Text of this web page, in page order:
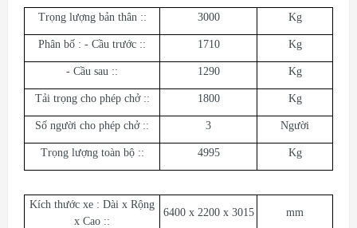
Trọng lượng bản thân :: 3000 Kg
Phân bố : - Cầu trước :: 1710 Kg
- Cầu sau :: 1290 Kg
Tải trọng cho phép chở :: 1800 Kg
Số người cho phép chở :: 3 Người
Trọng lượng toàn bộ :: 4995 Kg
Kích thước xe : Dài x Rộng
x Cao ::
6400 x 2200 x 3015 mm